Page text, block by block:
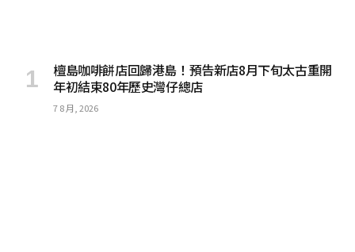
檀島咖啡餅店回歸港島！預告新店8月下旬太古重開
年初結束80年歷史灣仔總店
7 8 月, 2026